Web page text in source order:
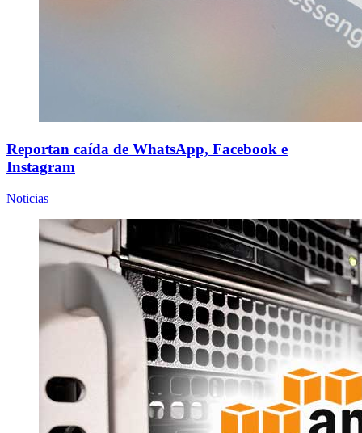
Reportan caída de WhatsApp, Facebook e
Instagram
Noticias